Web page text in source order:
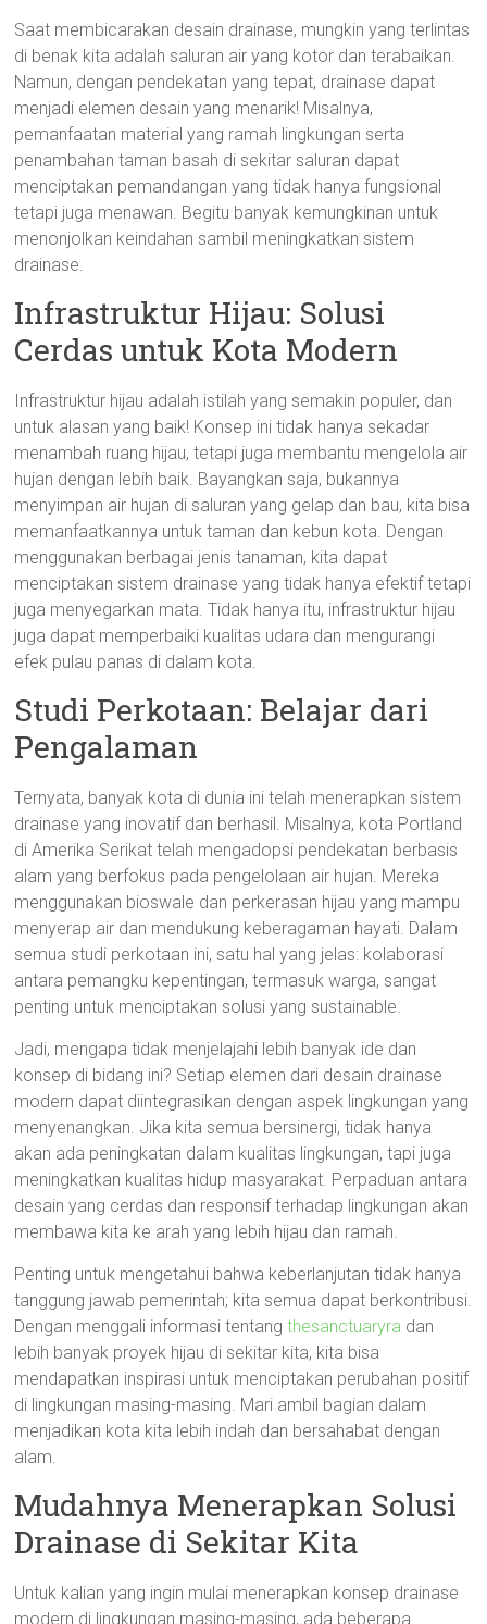
Saat membicarakan desain drainase, mungkin yang terlintas
di benak kita adalah saluran air yang kotor dan terabaikan.
Namun, dengan pendekatan yang tepat, drainase dapat
menjadi elemen desain yang menarik! Misalnya,
pemanfaatan material yang ramah lingkungan serta
penambahan taman basah di sekitar saluran dapat
menciptakan pemandangan yang tidak hanya fungsional
tetapi juga menawan. Begitu banyak kemungkinan untuk
menonjolkan keindahan sambil meningkatkan sistem
drainase.
Infrastruktur Hijau: Solusi
Cerdas untuk Kota Modern
Infrastruktur hijau adalah istilah yang semakin populer, dan
untuk alasan yang baik! Konsep ini tidak hanya sekadar
menambah ruang hijau, tetapi juga membantu mengelola air
hujan dengan lebih baik. Bayangkan saja, bukannya
menyimpan air hujan di saluran yang gelap dan bau, kita bisa
memanfaatkannya untuk taman dan kebun kota. Dengan
menggunakan berbagai jenis tanaman, kita dapat
menciptakan sistem drainase yang tidak hanya efektif tetapi
juga menyegarkan mata. Tidak hanya itu, infrastruktur hijau
juga dapat memperbaiki kualitas udara dan mengurangi
efek pulau panas di dalam kota.
Studi Perkotaan: Belajar dari
Pengalaman
Ternyata, banyak kota di dunia ini telah menerapkan sistem
drainase yang inovatif dan berhasil. Misalnya, kota Portland
di Amerika Serikat telah mengadopsi pendekatan berbasis
alam yang berfokus pada pengelolaan air hujan. Mereka
menggunakan bioswale dan perkerasan hijau yang mampu
menyerap air dan mendukung keberagaman hayati. Dalam
semua studi perkotaan ini, satu hal yang jelas: kolaborasi
antara pemangku kepentingan, termasuk warga, sangat
penting untuk menciptakan solusi yang sustainable.
Jadi, mengapa tidak menjelajahi lebih banyak ide dan
konsep di bidang ini? Setiap elemen dari desain drainase
modern dapat diintegrasikan dengan aspek lingkungan yang
menyenangkan. Jika kita semua bersinergi, tidak hanya
akan ada peningkatan dalam kualitas lingkungan, tapi juga
meningkatkan kualitas hidup masyarakat. Perpaduan antara
desain yang cerdas dan responsif terhadap lingkungan akan
membawa kita ke arah yang lebih hijau dan ramah.
Penting untuk mengetahui bahwa keberlanjutan tidak hanya
tanggung jawab pemerintah; kita semua dapat berkontribusi.
Dengan menggali informasi tentangthesanctuaryra dan
lebih banyak proyek hijau di sekitar kita, kita bisa
mendapatkan inspirasi untuk menciptakan perubahan positif
di lingkungan masing-masing. Mari ambil bagian dalam
menjadikan kota kita lebih indah dan bersahabat dengan
alam.
Mudahnya Menerapkan Solusi
Drainase di Sekitar Kita
Untuk kalian yang ingin mulai menerapkan konsep drainase
modern di lingkungan masing-masing, ada beberapa